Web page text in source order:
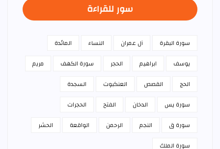
سور للقراءة
سورة البقرة آل عمران النساء
المائدة
يوسف
ابراهيم الحجر سورة الكهف
مريم
الحج
القصص العنكبوت
السجدة
سورة يس
الدخان الفتح
الحجرات
سورة ق
النجم الرحمن الواقعة
الحشر
سورة الملك